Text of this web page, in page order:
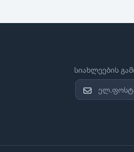
სიახლეების